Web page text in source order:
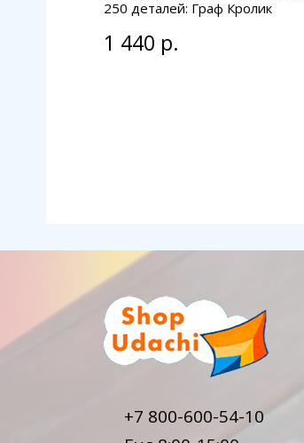
250 деталей: Граф Кролик
1 440 р.
+7 800-600-54-10